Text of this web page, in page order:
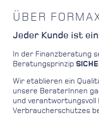
ÜBER
Jeder Kunde ist
In der Finanzberatung
Beratungsprinzip
Wir etablieren ein
unsere BeraterInnen
und verantwortungsvoll
Verbraucherschutzes